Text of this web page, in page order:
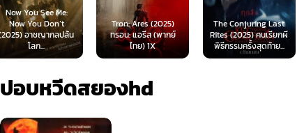
Tron: Ares (2025)
ทรอน: แอรีส (พากย์
ไทย) 1X
The Conjuring Last
Rites (2025) คนเรียกผี
พิธีกรรมครั้งสุดท้าย...
Elio (2025) เอลิโอ
(พากย์ไทย)
ปอบหวีดสยองhd